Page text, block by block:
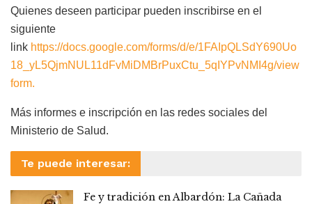
Quienes deseen participar pueden inscribirse en el
siguiente
link https://docs.google.com/forms/d/e/1FAIpQLSdY690Uo
18_yL5QjmNUL11dFvMiDMBrPuxCtu_5qIYPvNMI4g/view
form.
Más informes e inscripción en las redes sociales del
Ministerio de Salud.
Te puede interesar:
Fe y tradición en Albardón: La Cañada